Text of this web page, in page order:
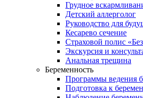
Грудное
Детский аллерголог
Руководство для
Кесарево сечение
Страховой полис
Экскурсия и
Анальная трещина
Беременность
Программы ведения
Подготовка к